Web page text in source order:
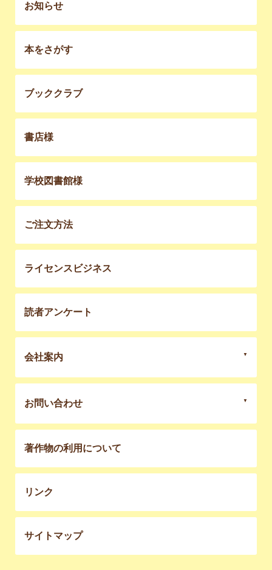
お知らせ
本をさがす
ブッククラブ
書店様
学校図書館様
ご注文方法
ライセンスビジネス
読者アンケート
会社案内
お問い合わせ
著作物の利用について
リンク
サイトマップ